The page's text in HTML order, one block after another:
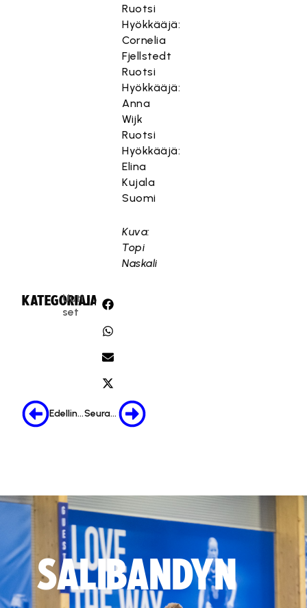
Ruotsi
Hyökkääjä:
Cornelia
Fjellstedt
Ruotsi
Hyökkääjä:
Anna
Wijk
Ruotsi
Hyökkääjä:
Elina
Kujala
Suomi
Kuva:
Topi
Naskali
KATEGORIA:
Uuti
set
JAA:
Edellinen Seuraava
SALIBANDYN